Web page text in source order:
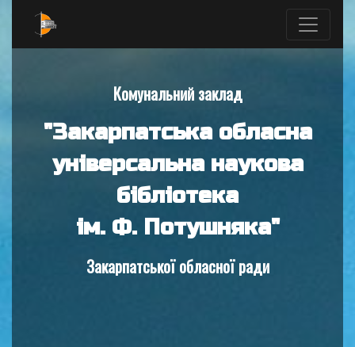
Комунальний заклад
"Закарпатська обласна
універсальна наукова
бібліотека
ім. Ф. Потушняка"
Закарпатської обласної ради